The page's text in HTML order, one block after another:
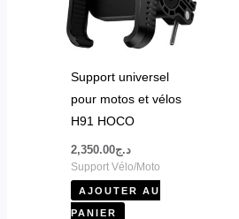
Support universel
pour motos et vélos
H91 HOCO
د.ج2,350.00
Support Vélo/Moto
AJOUTER AU
PANIER